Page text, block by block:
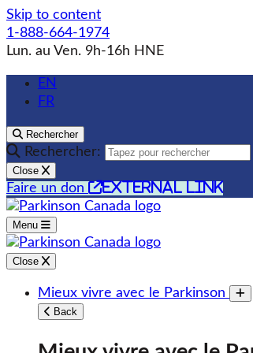
Skip to content
1-888-664-1974
Lun. au Ven. 9h-16h HNE
EN
FR
Rechercher
Rechercher:
Close
Faire un don external link
Menu
Close
Mieux vivre avec le Parkinson
Back